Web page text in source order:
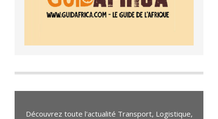
Découvrez toute l'actualité Transport, Logistique,